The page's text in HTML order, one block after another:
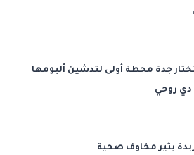
جدة محطة أولى لتدشين ألبومها
دي روحي
يثير مخاوف صحية